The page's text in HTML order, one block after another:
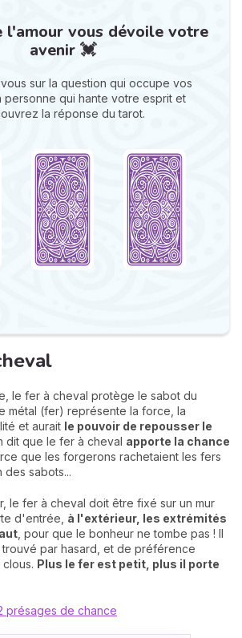
l'amour vous dévoile votre
avenir 💓
sur la question qui occupe vos
personne qui hante votre esprit et
la réponse du tarot.
le fer à cheval protège le sabot du
métal (fer) représente la force, la
et aurait le pouvoir de repousser le
dit que le fer à cheval apporte la chance
que les forgerons rachetaient les fers
sabots...
le fer à cheval doit être fixé sur un mur
d'entrée, à l'extérieur, les extrémités
, pour que le bonheur ne tombe pas ! Il
par hasard, et de préférence
Plus le fer est petit, plus il porte
présages de chance